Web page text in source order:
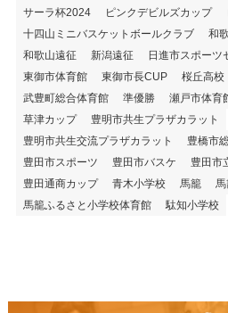
サーラ杯2024
ピンクデビルズカップ
十四山ミニバスケットボールクラブ
和
和歌山遠征
新潟遠征 日進市スポーツ
東御市体育館
東御市長CUP 桜丘高校
武豊町総合体育館
準優勝 瀬戸市体育
草津カップ
豊明市共生プラザカラット
豊明市共生交流プラザカラット
豊橋市
豊田市スポーツ
豊田市バスケ 豊田市
豊田通商カップ
青木小学校 馬籠
馬籠ふるさと小学校体育館
駄知小学校